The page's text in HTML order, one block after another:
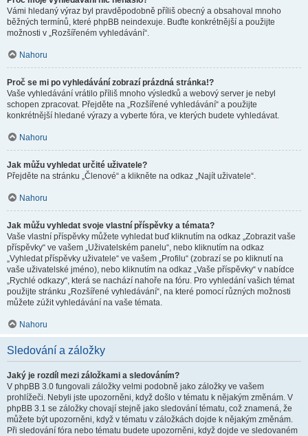
Vámi hledaný výraz byl pravděpodobně příliš obecný a obsahoval mnoho
běžných termínů, které phpBB neindexuje. Buďte konkrétnější a použijte
možnosti v „Rozšířeném vyhledávání“.
Nahoru
Proč se mi po vyhledávání zobrazí prázdná stránka!?
Vaše vyhledávání vrátilo příliš mnoho výsledků a webový server je nebyl
schopen zpracovat. Přejděte na „Rozšířené vyhledávání“ a použijte
konkrétnější hledané výrazy a vyberte fóra, ve kterých budete vyhledávat.
Nahoru
Jak můžu vyhledat určité uživatele?
Přejděte na stránku „Členové“ a klikněte na odkaz „Najít uživatele“.
Nahoru
Jak můžu vyhledat svoje vlastní příspěvky a témata?
Vaše vlastní příspěvky můžete vyhledat buď kliknutím na odkaz „Zobrazit vaše
příspěvky“ ve vašem „Uživatelském panelu“, nebo kliknutím na odkaz
„Vyhledat příspěvky uživatele“ ve vašem „Profilu“ (zobrazí se po kliknutí na
vaše uživatelské jméno), nebo kliknutím na odkaz „Vaše příspěvky“ v nabídce
„Rychlé odkazy“, která se nachází nahoře na fóru. Pro vyhledání vašich témat
použijte stránku „Rozšířené vyhledávání“, na které pomocí různých možnosti
můžete zúžit vyhledávání na vaše témata.
Nahoru
Sledování a záložky
Jaký je rozdíl mezi záložkami a sledováním?
V phpBB 3.0 fungovali záložky velmi podobně jako záložky ve vašem
prohlížeči. Nebyli jste upozorněni, když došlo v tématu k nějakým změnám. V
phpBB 3.1 se záložky chovají stejně jako sledování tématu, což znamená, že
můžete být upozorněni, když v tématu v záložkách dojde k nějakým změnám.
Při sledování fóra nebo tématu budete upozorněni, když dojde ve sledovaném